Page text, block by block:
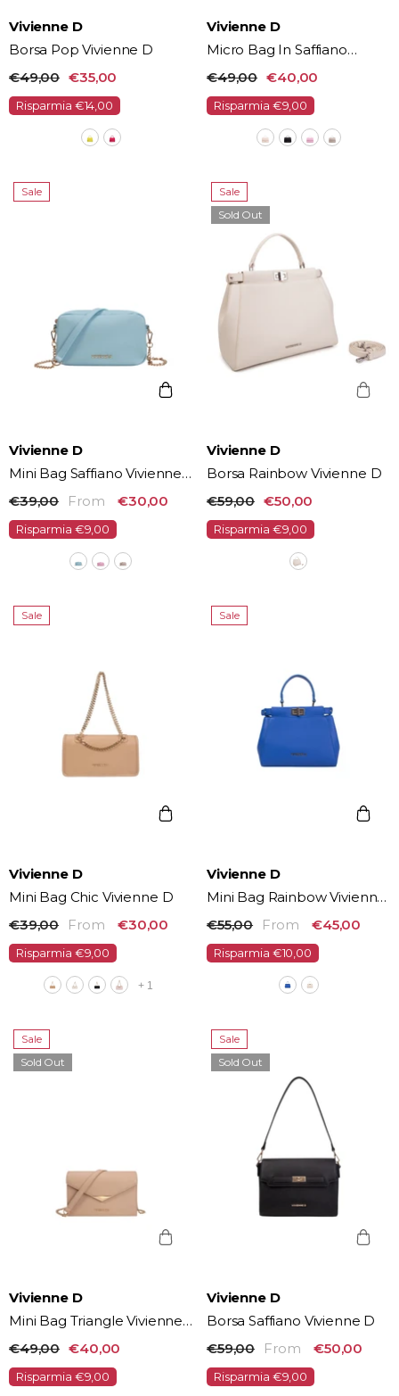
Vendor:
Vivienne D
Borsa Pop Vivienne D
€49,00 €35,00
Risparmia €14,00
Vendor:
Vivienne D
Micro Bag In Saffiano
Vivienne D
€49,00 €40,00
Risparmia €9,00
Sale
Vendor:
Vivienne D
Mini Bag Saffiano Vivienne
D
€39,00 From €30,00
Risparmia €9,00
Sale
Sold Out
Vendor:
Vivienne D
Borsa Rainbow Vivienne D
€59,00 €50,00
Risparmia €9,00
Sale
Vendor:
Vivienne D
Mini Bag Chic Vivienne D
€39,00
From €30,00
Risparmia €9,00
+ 1
Sale
Vendor:
Vivienne D
Mini Bag Rainbow Vivienne
D
€55,00 From €45,00
Risparmia €10,00
Sale
Sold Out
Vendor:
Vivienne D
Mini Bag Triangle Vivienne
€49,00 €40,00
Risparmia €9,00
Sale
Sold Out
Vendor:
Vivienne D
Borsa Saffiano Vivienne D
€59,00
From €50,00
Risparmia €9,00